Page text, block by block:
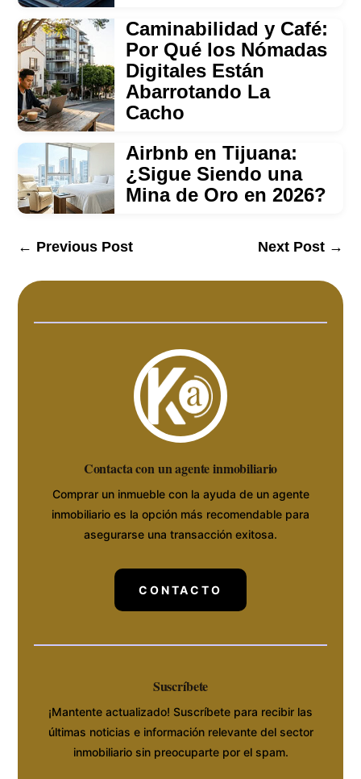
Caminabilidad y Café:
Por Qué los Nómadas
Digitales Están
Abarrotando La
Cacho
Airbnb en Tijuana:
¿Sigue Siendo una
Mina de Oro en 2026?
← Previous Post Next Post→
Contacta con un agente inmobiliario
Comprar un inmueble con la ayuda de un agente
inmobiliario es la opción más recomendable para
asegurarse una transacción exitosa.
CONTACTO
Suscríbete
¡Mantente actualizado! Suscríbete para recibir las
últimas noticias e información relevante del sector
inmobiliario sin preocuparte por el spam.